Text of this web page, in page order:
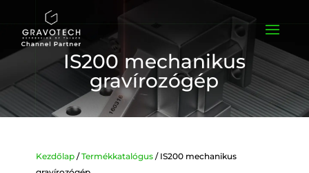
IS200 mechanikus
gravírozógép
Kezdőlap/Termékkatalógus/ IS200 mechanikus